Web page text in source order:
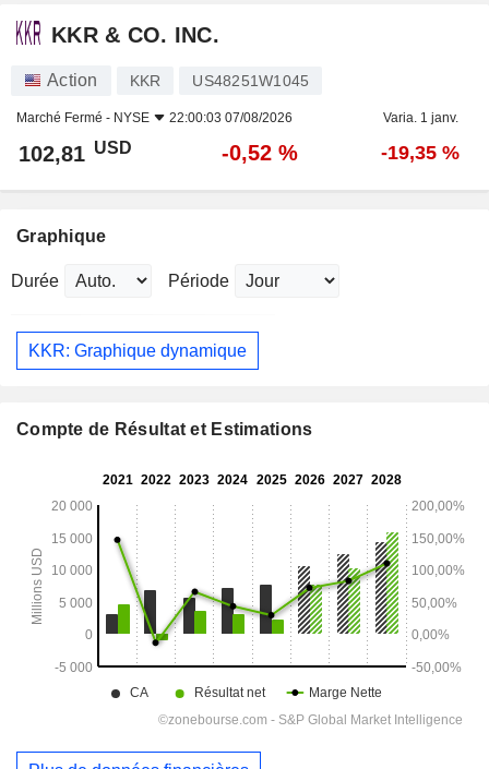
KKR & CO. INC.
Action KKR US48251W1045
Marché Fermé - NYSE 22:00:03 07/08/2026 Varia. 1 janv.
102,81 USD -0,52 % -19,35 %
Graphique
Durée Période
KKR: Graphique dynamique
Compte de Résultat et Estimations